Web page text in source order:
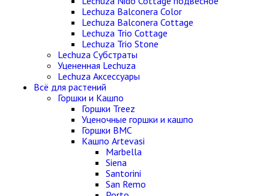
Lechuza Balconera Color
Lechuza Balconera Cottage
Lechuza Trio Cottage
Lechuza Trio Stone
Lechuza Субстраты
Уцененная Lechuza
Lechuza Аксессуары
Всё для растений
Горшки и Кашпо
Горшки Treez
Уценочные горшки и кашпо
Горшки BMC
Кашпо Artevasi
Marbella
Siena
Santorini
San Remo